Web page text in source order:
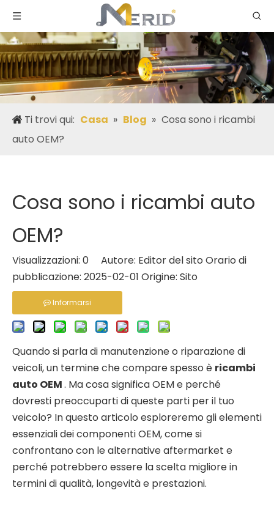
Ti trovi qui: Casa » Blog » Cosa sono i ricambi
auto OEM?
Cosa sono i ricambi auto
OEM?
Visualizzazioni: 0 Autore: Editor del sito Orario di
pubblicazione: 2025-02-01 Origine: Sito
Informarsi
Quando si parla di manutenzione o riparazione di
veicoli, un termine che compare spesso è ricambi
auto OEM. Ma cosa significa OEM e perché
dovresti preoccuparti di queste parti per il tuo
veicolo? In questo articolo esploreremo gli elementi
essenziali dei componenti OEM, come si
confrontano con le alternative aftermarket e
perché potrebbero essere la scelta migliore in
termini di qualità, longevità e prestazioni.